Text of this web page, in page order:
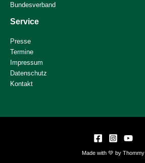
Bundesverband
Service
Presse
Termine
Impressum
Datenschutz
Kontakt
Made with 💚 by Thommy